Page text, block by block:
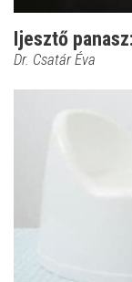
Ijesztő
Dr. Csatár Éva